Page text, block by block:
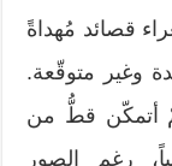
قصائد مُهداةً
وغير متوقّعة.
أتمكّن قطُّ من
رغم الصور